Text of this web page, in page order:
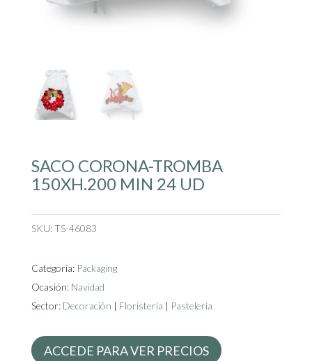
SACO CORONA-TROMBA
150XH.200 MIN 24 UD
SKU:TS-46083
Categoría: Packaging
Ocasión: Navidad
Sector: Decoración Floristería Pastelería
ACCEDE PARA VER PRECIOS